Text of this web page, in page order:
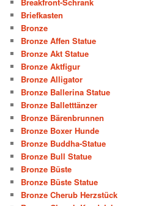
Briefkasten
Bronze
Bronze Affen Statue
Bronze Akt Statue
Bronze Aktfigur
Bronze Alligator
Bronze Ballerina Statue
Bronze Balletttänzer
Bronze Bärenbrunnen
Bronze Boxer Hunde
Bronze Buddha-Statue
Bronze Bull Statue
Bronze Büste
Bronze Büste Statue
Bronze Cherub Herzstück